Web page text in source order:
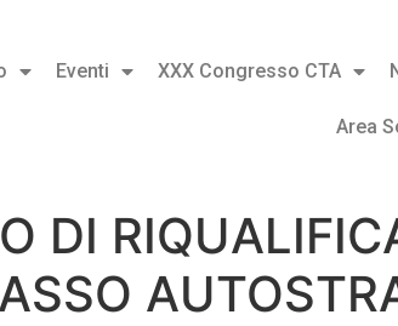
Eventi XXX Congresso CTA
Area
DI